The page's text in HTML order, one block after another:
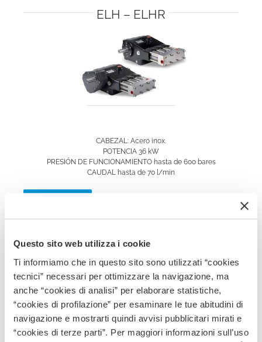
Questo sito web utilizza i cookie
Ti informiamo che in questo sito sono utilizzati “cookies
tecnici” necessari per ottimizzare la navigazione, ma
anche “cookies di analisi” per elaborare statistiche,
“cookies di profilazione” per esaminare le tue abitudini di
navigazione e mostrarti quindi avvisi pubblicitari mirati e
“cookies di terze parti”. Per maggiori informazioni sull’uso
ELH – ELHR
CABEZAL: Acero inox.
POTENCIA 36 kW
PRESIÓN DE FUNCIONAMIENTO hasta de 600 bares
CAUDAL hasta de 70 l/min
MODELOS 3D
EFH – EFHR